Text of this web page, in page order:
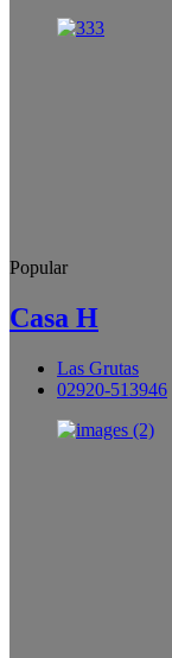
Popular
Casa H
Las Grutas
02920-513946